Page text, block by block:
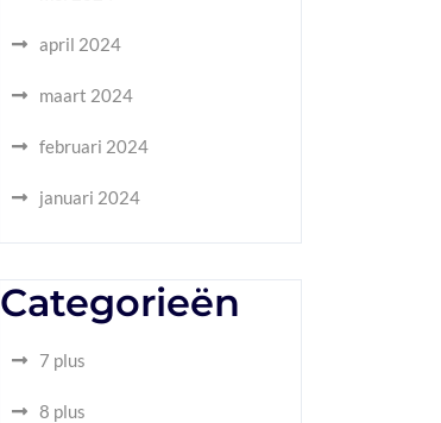
april 2024
maart 2024
februari 2024
januari 2024
Categorieën
7 plus
8 plus